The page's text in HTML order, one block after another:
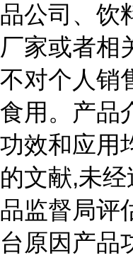
品公司、饮
厂家或者相
不对个人销
食用。产品
功效和应用
的文献,未
品监督局评
台原因产品